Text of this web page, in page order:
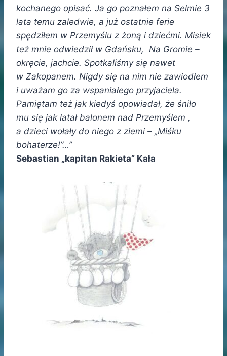
kochanego opisać. Ja go poznałem na Selmie 3
lata temu zaledwie, a już ostatnie ferie
spędziłem w Przemyślu z żoną i dziećmi. Misiek
też mnie odwiedził w Gdańsku, Na Gromie –
okręcie, jachcie. Spotkaliśmy się nawet
w Zakopanem. Nigdy się na nim nie zawiodłem
i uważam go za wspaniałego przyjaciela.
Pamiętam też jak kiedyś opowiadał, że śniło
mu się jak latał balonem nad Przemyślem ,
a dzieci wołały do niego z ziemi – „Miśku
bohaterze!”…”
Sebastian „kapitan Rakieta” Kała